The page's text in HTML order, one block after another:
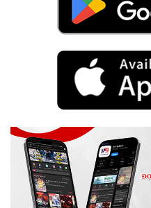
Phong Thủy - Tâm Linh
Sảng Văn